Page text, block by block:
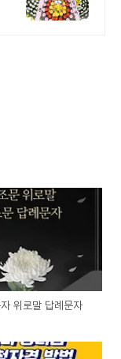
위로말 답례문자